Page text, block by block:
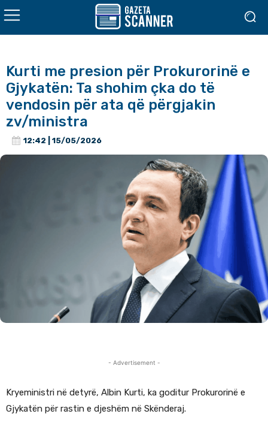
Kurti me presion për Prokurorinë e
Gjykatën: Ta shohim çka do të
vendosin për ata që përgjakin
zv/ministra
12:42 | 15/05/2026
- Advertisement -
Kryeministri në detyrë, Albin Kurti, ka goditur Prokurorinë e
Gjykatën për rastin e djeshëm në Skënderaj.